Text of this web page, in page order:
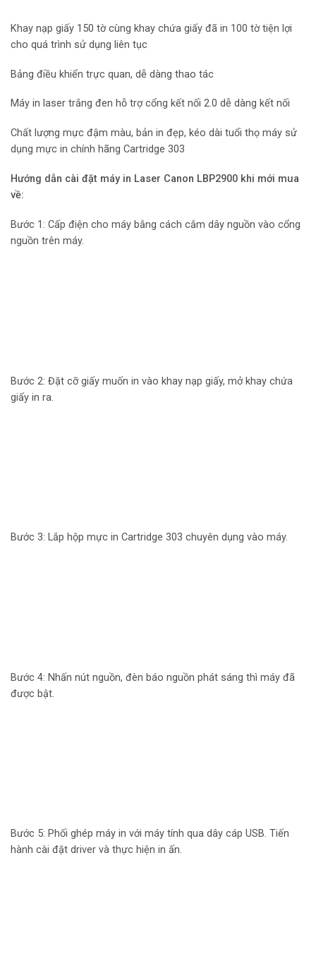
Khay nạp giấy 150 tờ cùng khay chứa giấy đã in 100 tờ tiện lợi
cho quá trình sử dụng liên tục
Bảng điều khiển trực quan, dễ dàng thao tác
Máy in laser trắng đen hỗ trợ cổng kết nối 2.0 dễ dàng kết nối
Chất lượng mực đậm màu, bản in đẹp, kéo dài tuổi thọ máy sử
dụng mực in chính hãng Cartridge 303
Hướng dẫn cài đặt máy in Laser Canon LBP2900 khi mới mua
về:
Bước 1: Cấp điện cho máy bằng cách cắm dây nguồn vào cổng
nguồn trên máy.
Bước 2: Đặt cỡ giấy muốn in vào khay nạp giấy, mở khay chứa
giấy in ra.
Bước 3: Lắp hộp mực in Cartridge 303 chuyên dụng vào máy.
Bước 4: Nhấn nút nguồn, đèn báo nguồn phát sáng thì máy đã
được bật.
Bước 5: Phối ghép máy in với máy tính qua dây cáp USB. Tiến
hành cài đặt driver và thực hiện in ấn.